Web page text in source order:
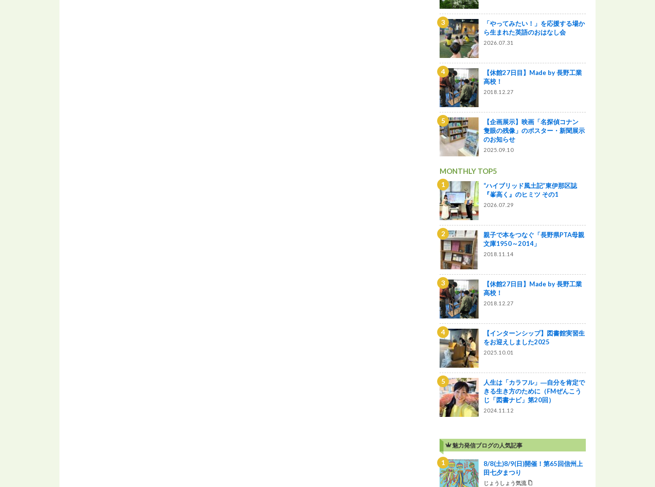
「やってみたい！」を応援する場か
ら生まれた英語のおはなし会
2026.07.31
【休館27日目】Made by 長野工業
高校！
2018.12.27
【企画展示】映画「名探偵コナン
隻眼の残像」のポスター・新聞展示
のお知らせ
2025.09.10
MONTHLY TOP5
“ハイブリッド風土記”東伊那区誌
『峯高く』のヒミツ その1
2026.07.29
親子で本をつなぐ「長野県PTA母親
文庫1950～2014」
2018.11.14
【休館27日目】Made by 長野工業
高校！
2018.12.27
【インターンシップ】図書館実習生
をお迎えしました2025
2025.10.01
人生は「カラフル」―自分を肯定で
きる生き方のために（FMぜんこう
じ「図書ナビ」第20回）
2024.11.12
魅力発信ブログの人気記事
8/8(土)8/9(日)開催！第65回信州上
田七夕まつり
じょうしょう気流